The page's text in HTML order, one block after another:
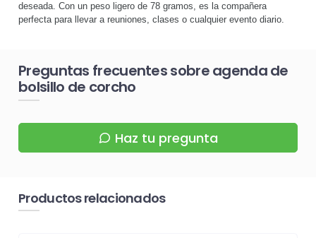
deseada. Con un peso ligero de 78 gramos, es la compañera
perfecta para llevar a reuniones, clases o cualquier evento diario.
Preguntas frecuentes sobre agenda de
bolsillo de corcho
Haz tu pregunta
Productos relacionados